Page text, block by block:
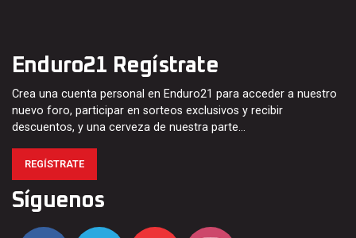
Enduro21 Regístrate
Crea una cuenta personal en Enduro21 para acceder a nuestro
nuevo foro, participar en sorteos exclusivos y recibir
descuentos, y una cerveza de nuestra parte…
REGÍSTRATE
Síguenos